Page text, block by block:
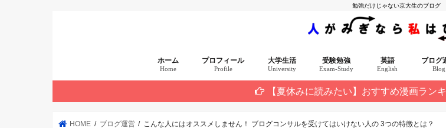
勉強だけじゃない京大生のブログ
ホーム
Home
プロフィール
Profile
まず読んでほしい 厳選 10記事
大学生活
University
受験勉強
Exam-Study
英語
English
ブログ
Blog
【夏休みに読みたい】おすすめ漫画ラン
HOME ブログ運営 こんな人にはオススメしません！ ブログコンサルを受けてはいけない人の 3つの特徴とは？